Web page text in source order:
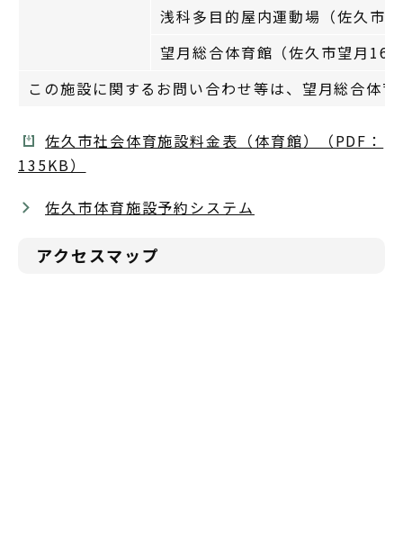
浅科多目的屋内運動場（佐久
望月総合体育館（佐久市望月
この施設に関するお問い合わせ等は、望月総合体
佐久市社会体育施設料金表（体育館）（PDF：
135KB）
佐久市体育施設予約システム
アクセスマップ